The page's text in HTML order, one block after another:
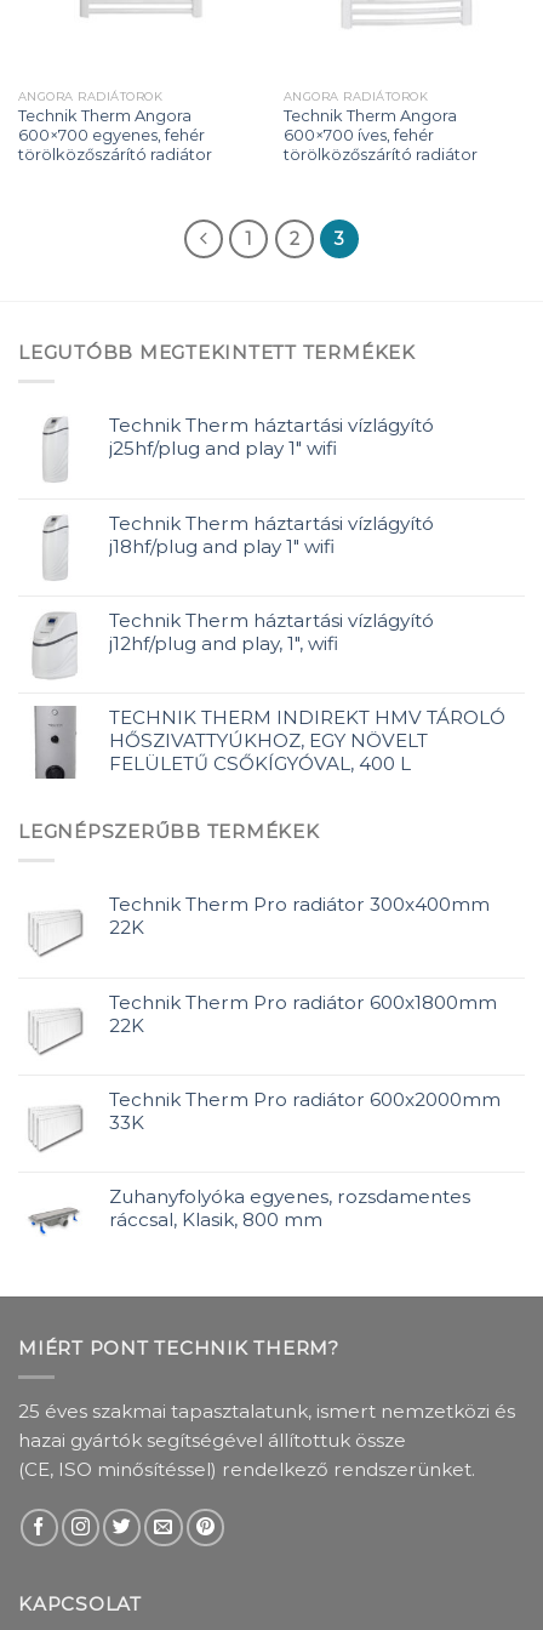
ANGORA RADIÁTOROK
Technik Therm Angora
600×700 egyenes, fehér
törölközőszárító radiátor
ANGORA RADIÁTOROK
Technik Therm Angora
600×700 íves, fehér
törölközőszárító radiátor
1 2 3
LEGUTÓBB MEGTEKINTETT TERMÉKEK
Technik Therm háztartási vízlágyító
j25hf/plug and play 1" wifi
Technik Therm háztartási vízlágyító
j18hf/plug and play 1" wifi
Technik Therm háztartási vízlágyító
j12hf/plug and play, 1", wifi
TECHNIK THERM INDIREKT HMV TÁROLÓ
HŐSZIVATTYÚKHOZ, EGY NÖVELT
FELÜLETŰ CSŐKÍGYÓVAL, 400 L
LEGNÉPSZERŰBB TERMÉKEK
Technik Therm Pro radiátor 300x400mm
22K
Technik Therm Pro radiátor 600x1800mm
22K
Technik Therm Pro radiátor 600x2000mm
33K
Zuhanyfolyóka egyenes, rozsdamentes
ráccsal, Klasik, 800 mm
MIÉRT PONT TECHNIK THERM?
25 éves szakmai tapasztalatunk, ismert nemzetközi és
hazai gyártók segítségével állítottuk össze
(CE, ISO minősítéssel) rendelkező rendszerünket.
KAPCSOLAT